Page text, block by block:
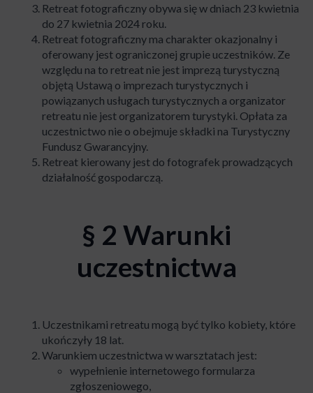
Retreat fotograficzny obywa się w dniach 23 kwietnia
do 27 kwietnia 2024 roku.
Retreat fotograficzny ma charakter okazjonalny i
oferowany jest ograniczonej grupie uczestników. Ze
względu na to retreat nie jest imprezą turystyczną
objętą Ustawą o imprezach turystycznych i
powiązanych usługach turystycznych a organizator
retreatu nie jest organizatorem turystyki. Opłata za
uczestnictwo nie o obejmuje składki na Turystyczny
Fundusz Gwarancyjny.
Retreat kierowany jest do fotografek prowadzących
działalność gospodarczą.
§ 2 Warunki
uczestnictwa
Uczestnikami retreatu mogą być tylko kobiety, które
ukończyły 18 lat.
Warunkiem uczestnictwa w warsztatach jest:
wypełnienie internetowego formularza
zgłoszeniowego,